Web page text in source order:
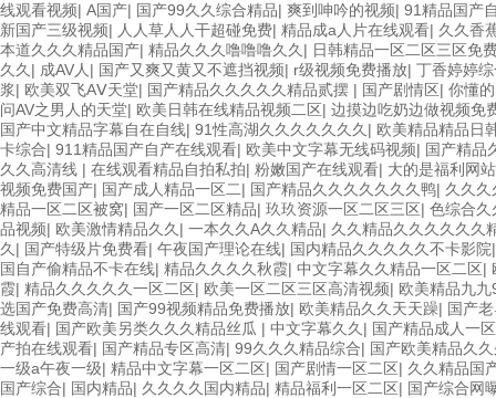
线观看视频| A国产| 国产99久久综合精品| 爽到呻吟的视频| 91精品国产
新国产三级视频| 人人草人人干超碰免费| 精品成a人片在线观看| 久久香
本道久久久精品国产| 精品久久久噜噜噜久久 | 日韩精品一区二区三区免
久久 | 成AV人 | 国产又爽又黄又不遮挡视频| r级视频免费播放| 丁香婷婷
浆| 欧美双飞AⅤ天堂| 国产精品久久久久久精品贰摆 | 国产剧情区| 你懂
问AV之男人的天堂| 欧美日韩在线精品视频二区| 边摸边吃奶边做视频免
国产中文精品字幕自在自线| 91性高湖久久久久久久久 | 欧美精品精品日
卡综合| 911精品国产自产在线观看| 欧美中文字幕无线码视频| 国产精品
久久高清线 | 在线观看精品自拍私拍| 粉嫩国产在线观看| 大的是福利网站
视频免费国产| 国产成人精品一区二| 国产精品久久久久久久久鸭| 久久久
精品一区二区被窝| 国产一区二区精品| 玖玖资源一区二区三区| 色综合久
品视频| 欧美激情精品久久 | 一本久久A久久精品| 久久精品久久久久久久
久 | 国产特级片免费看| 午夜国产理论在线| 国内精品久久久久久不卡影院
国自产偷精品不卡在线| 精品久久久久秋霞| 中文字幕久久精品一区二区|
霞| 精品久久久久久一区二区| 欧美一区二区三区高清视频| 欧美精品九
选国产免费高清| 国产99视频精品免费播放| 欧美精品久久天天躁| 国产
线观看| 国产欧美另类久久久精品丝瓜 | 中文字幕久久 | 国产精品成人一
产拍在线观看| 国产精品专区高清| 99久久久精品综合| 国产欧美精品久
一级a午夜一级| 精品中文字幕一区二区| 国产剧情一区二区| 久久精品国
国产综合| 国内精品| 久久久久国内精品| 精品福利一区二区| 国产综合网